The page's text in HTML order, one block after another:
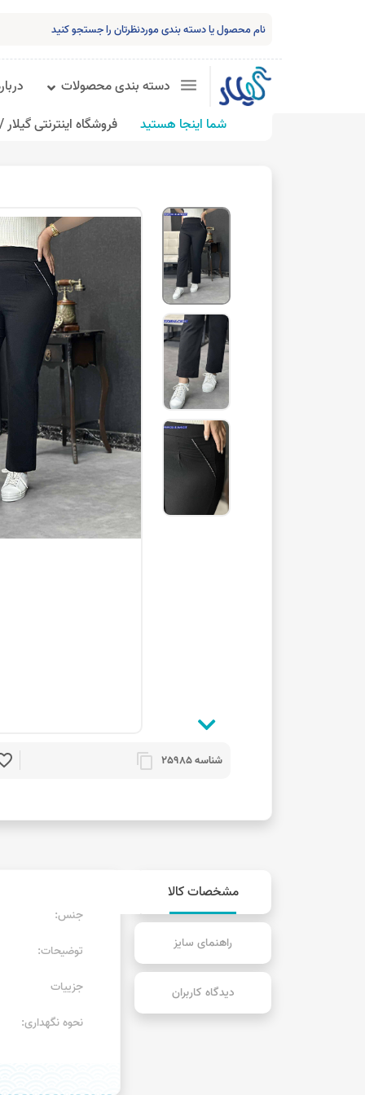
دسته بندی محصولات
شما اینجا هستید
فروشگاه اینترنتی گیلار /
شناسه 25985 content_copy
مشخصات کالا
راهنمای سایز
دیدگاه کاربران
جنس:
توضیحات:
جزییات
نحوه نگهداری: